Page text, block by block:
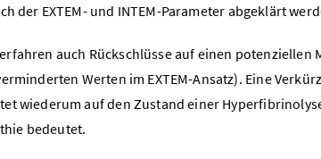
der EXTEM- und INTEM-Parameter abgeklärt
auch Rückschlüsse auf einen potenziellen
Werten im EXTEM-Ansatz). Eine
wiederum auf den Zustand einer
bedeutet.